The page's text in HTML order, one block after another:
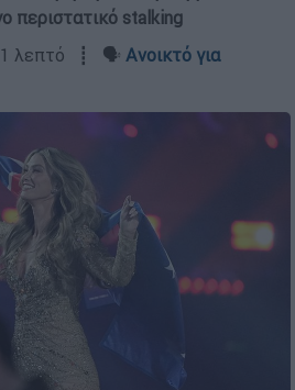
περιστατικό stalking
1 λεπτό ┋ 🗣️ Ανοικτό για